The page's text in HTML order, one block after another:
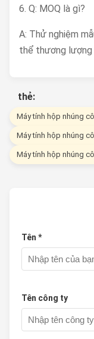
6. Q: MOQ là gì?
A: Thử nghiệm
thể thương lượng
thẻ:
Máy tính hộp nhúng
Máy tính hộp nhúng
Máy tính hộp nhúng
Tên *
Tên công ty